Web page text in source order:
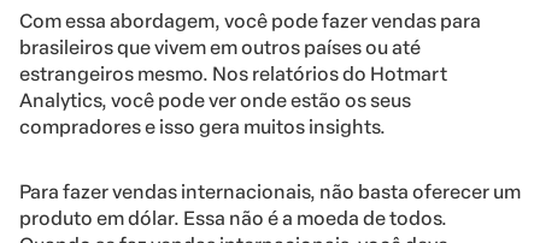
Com essa abordagem, você pode fazer vendas para
brasileiros que vivem em outros países ou até
estrangeiros mesmo. Nos relatórios do Hotmart
Analytics, você pode ver onde estão os seus
compradores e isso gera muitos insights.
Para fazer vendas internacionais, não basta oferecer um
produto em dólar. Essa não é a moeda de todos.